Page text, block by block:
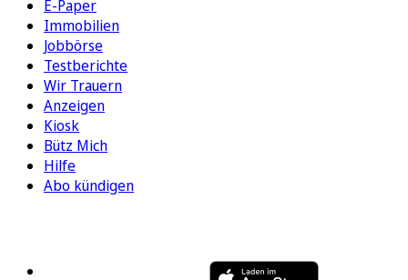
E-Paper
Immobilien
Jobbörse
Testberichte
Wir Trauern
Anzeigen
Kiosk
Bütz Mich
Hilfe
Abo kündigen